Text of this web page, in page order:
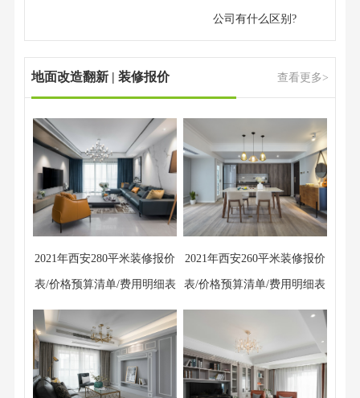
公司有什么区别?
地面改造翻新 | 装修报价 查看更多>
2021年西安280平米装修报价
表/价格预算清单/费用明细表
2021年西安260平米装修报价
表/价格预算清单/费用明细表